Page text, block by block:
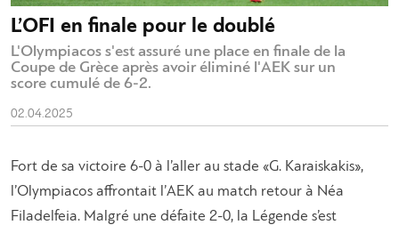
L’OFI en finale pour le doublé
L'Olympiacos s'est assuré une place en finale de la
Coupe de Grèce après avoir éliminé l'AEK sur un
score cumulé de 6-2.
02.04.2025
Fort de sa victoire 6-0 à l’aller au stade «G. Karaiskakis»,
l’Olympiacos affrontait l’AEK au match retour à Néa
Filadelfeia. Malgré une défaite 2-0, la Légende s’est